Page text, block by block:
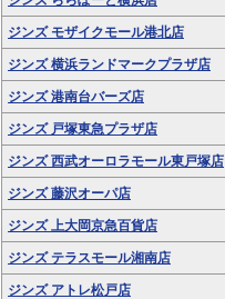
ジンズ モザイクモール港北店
ジンズ 横浜ランドマークプラザ店
ジンズ 港南台バーズ店
ジンズ 戸塚東急プラザ店
ジンズ 西武オーロラモール東戸塚店
ジンズ 藤沢オーパ店
ジンズ 上大岡京急百貨店
ジンズ テラスモール湘南店
ジンズ アトレ松戸店